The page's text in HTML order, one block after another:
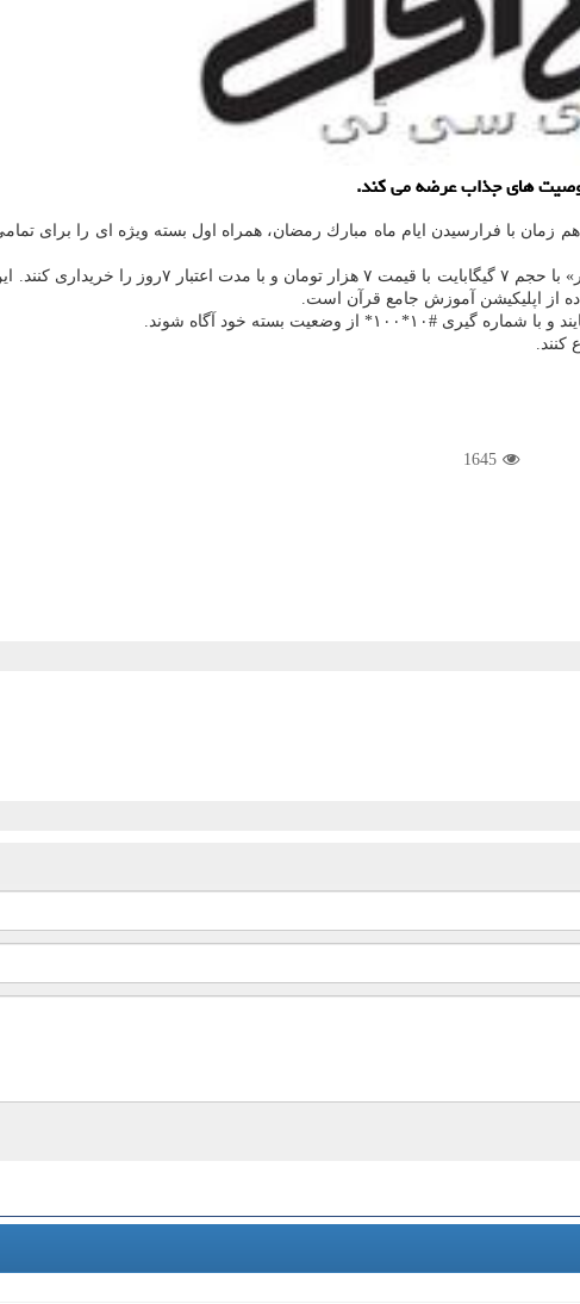
های جذاب عرضه می كند.
هم زمان با فرارسیدن ایام ماه مبارك رمضان، همراه اول بسته ویژه ای را برای
بر این اساس تمامی مشتركان اپراتور اول ارتباطی می توانند تا ۱۵ خردادماه «بسته
1645